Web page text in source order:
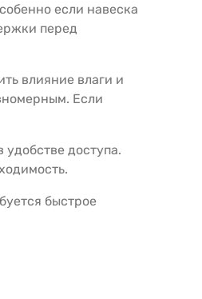
если навеска
перед
влияние влаги и
Если
доступа.
быстрое